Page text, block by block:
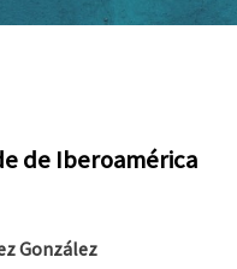
de Iberoamérica
González